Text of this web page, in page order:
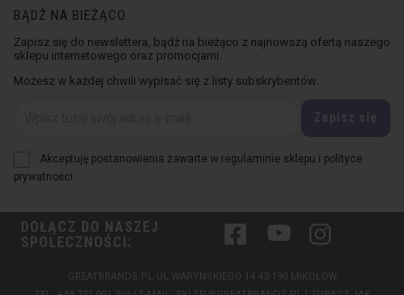
BĄDŹ NA BIEŻĄCO
Zapisz się do newslettera, bądź na bieżąco z najnowszą ofertą naszego
sklepu internetowego oraz promocjami.
Możesz w każdej chwili wypisać się z listy subskrybentów.
Akceptuję postanowienia zawarte w regulaminie sklepu i polityce
prywatności
DOŁĄCZ DO NASZEJ
SPOŁECZNOŚCI:
FacebookYouTube
GREATBRANDS.PL UL.WARYNSKIEGO 14 43-190 MIKOŁÓW